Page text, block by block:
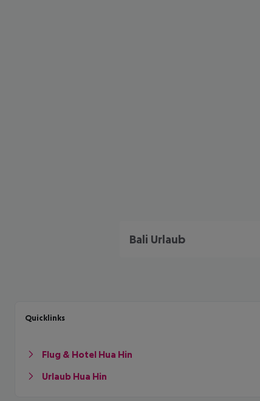
Bali Urlaub
Quicklinks
Flug & Hotel Hua Hin
Urlaub Hua Hin